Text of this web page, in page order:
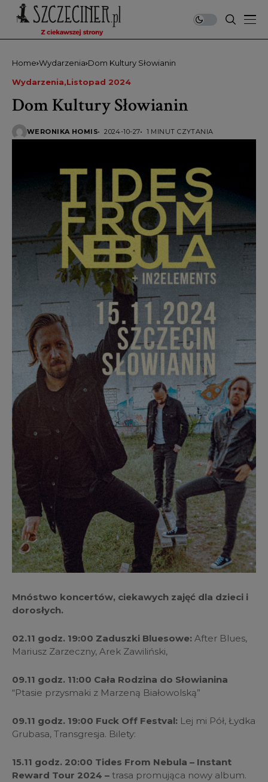
Home Wydarzenia Dom Kultury Słowianin
Wydarzenia Listopad 2024
Dom Kultury Słowianin
WERONIKA HOMIS 2024-10-27 1 MINUT CZYTANIA
Mnóstwo koncertów, ciekawych zajęć dla dzieci i
dorosłych.
02.11 godz. 19:00 Zaduszki Bluesowe: After Blues,
Mariusz Zarzeczny, Arek Zawiliński,
09.11 godz. 11:00 Cała Rodzina do Słowianina
“Ptasie przysmaki z Marzeną Białowolską”
09.11 godz. 19:00 Fuck Off Festval: Lej mi Pół, Łydka
Grubasa, Transgresja. Bilety:
15.11 godz. 20:00 Tides From Nebula – Instant
Reward Tour 2024 – trasa promująca nowy album.